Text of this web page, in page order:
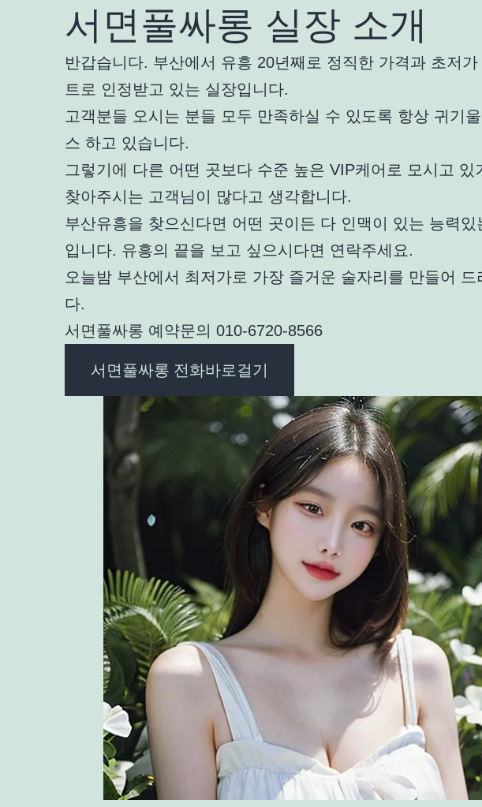
서면풀싸롱 실장 소개
반갑습니다. 부산에서 유흥 20년째로 정직한 가격과 초저
트로 인정받고 있는 실장입니다.
고객분들 오시는 분들 모두 만족하실 수 있도록 항상 귀기
스 하고 있습니다.
그렇기에 다른 어떤 곳보다 수준 높은 VIP케어로 모시고 있
찾아주시는 고객님이 많다고 생각합니다.
부산유흥을 찾으신다면 어떤 곳이든 다 인맥이 있는 능력있
입니다. 유흥의 끝을 보고 싶으시다면 연락주세요.
오늘밤 부산에서 최저가로 가장 즐거운 술자리를 만들어 드
다.
서면풀싸롱 예약문의 010-6720-8566
서면풀싸롱 전화바로걸기